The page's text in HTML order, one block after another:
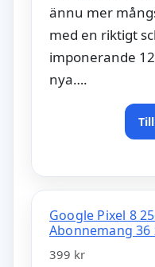
ännu mer
med en riktigt
imponerande
nya….
Google Pixel 8
Abonnemang 36
399 kr